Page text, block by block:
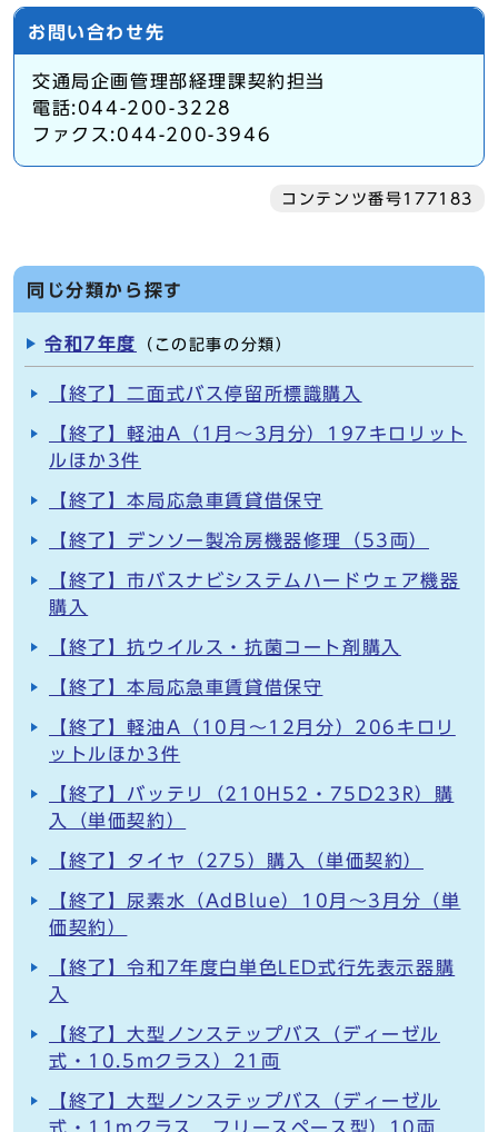
お問い合わせ先
交通局企画管理部経理課契約担当
電話:044-200-3228
ファクス:044-200-3946
コンテンツ番号177183
同じ分類から探す
令和7年度 （この記事の分類）
【終了】二面式バス停留所標識購入
【終了】軽油A（1月～3月分）197キロリット
ルほか3件
【終了】本局応急車賃貸借保守
【終了】デンソー製冷房機器修理（53両）
【終了】市バスナビシステムハードウェア機器
購入
【終了】抗ウイルス・抗菌コート剤購入
【終了】本局応急車賃貸借保守
【終了】軽油A（10月～12月分）206キロリ
ットルほか3件
【終了】バッテリ（210H52・75D23R）購
入（単価契約）
【終了】タイヤ（275）購入（単価契約）
【終了】尿素水（AdBlue）10月～3月分（単
価契約）
【終了】令和7年度白単色LED式行先表示器購
入
【終了】大型ノンステップバス（ディーゼル
式・10.5mクラス）21両
【終了】大型ノンステップバス（ディーゼル
式・11mクラス フリースペース型）10両